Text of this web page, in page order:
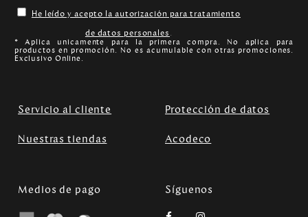
He leído y acepto la autorización para tratamiento
de datos personales.
* Aplica unicamente para la primera compra. No aplica para
productos en promoción. No es acumulable con otras promociones.
Exclusivo Online.
Servicio al cliente Protección de datos
Nuestras tiendas Acodeco
Medios de pago Síguenos